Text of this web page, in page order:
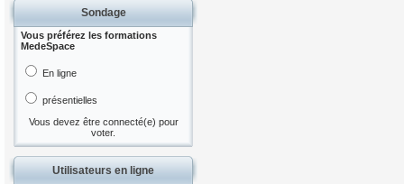
Sondage
Vous préférez les formations
MedeSpace
En ligne
présentielles
Vous devez être connecté(e) pour
voter.
Utilisateurs en ligne